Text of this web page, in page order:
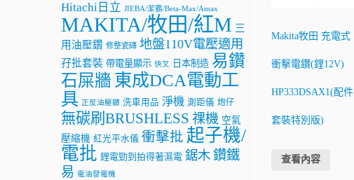
Hitachi日立 JIEBA/潔霸/Beta-Max/Amax
MAKITA/牧田/紅M 三
用油壓鑽 修整瓷磚 地盤110V電壓適用
孖批套裝 帶電量顯示 快叉 日本制造 易鑽
石屎牆 東成DCA電動工
具 正反油壓鑽 洗車用品 淨機 測距儀 炮仔
無碳刷BRUSHLESS 祼機 空氣
壓縮機 紅光平水儀 衝擊批 起子機/
電批 鋰電勁到拍得著濕電 鋸木 鑽鐵
易 電油發電機
Makita牧田 充電式
衝擊電鑽(鋰12V)
HP333DSAX1(配件
套裝特別版)
查看內容